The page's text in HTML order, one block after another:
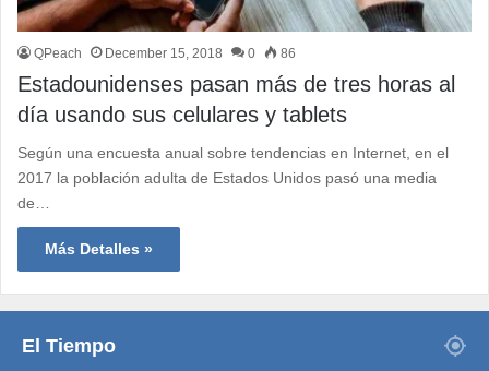
QPeach December 15, 2018 0 86
Estadounidenses pasan más de tres horas al
día usando sus celulares y tablets
Según una encuesta anual sobre tendencias en Internet, en el
2017 la población adulta de Estados Unidos pasó una media
de…
Más Detalles »
El Tiempo